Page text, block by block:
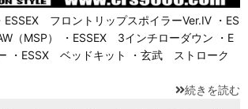
ESSEX フロントリップスポイラーVer.Ⅳ ・ES
（MSP） ・ESSEX 3インチローダウン ・E
・ESSX ベッドキット ・玄武 ストローク
続きを読む